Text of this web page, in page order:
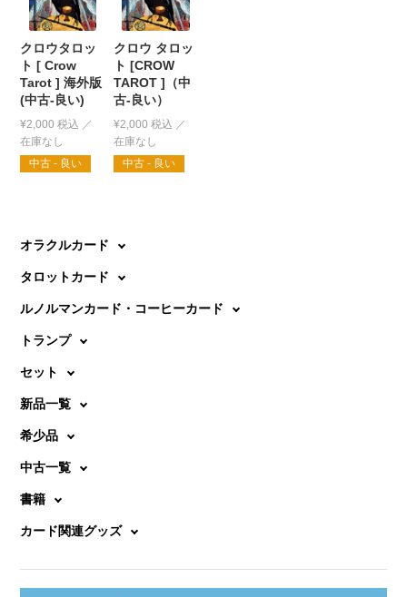
カード関連グッズ
クロウタロッ
ト [ Crow
Tarot ] 海外版
(中古-良い)
¥2,000 税込
中古 - 良い
クロウ タロッ
ト [CROW
TAROT ]（中
古-良い）
¥2,000 税込
中古 - 良い
オラクルカード
タロットカード
ルノルマンカード・コーヒーカード
トランプ
セット
新品一覧
希少品
中古一覧
書籍
カード関連グッズ